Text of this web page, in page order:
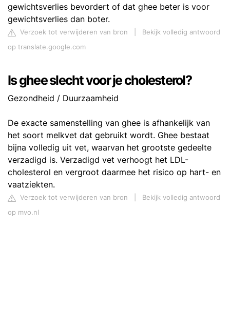
gewichtsverlies bevordert of dat ghee beter is voor
gewichtsverlies dan boter.
Verzoek tot verwijderen van bron
Bekijk volledig antwoord
op translate.google.com
Is ghee slecht voor je cholesterol?
Gezondheid / Duurzaamheid
De exacte samenstelling van ghee is afhankelijk van
het soort melkvet dat gebruikt wordt. Ghee bestaat
bijna volledig uit vet, waarvan het grootste gedeelte
verzadigd is. Verzadigd vet verhoogt het LDL-
cholesterol en vergroot daarmee het risico op hart- en
vaatziekten.
Verzoek tot verwijderen van bron
Bekijk volledig antwoord
op mvo.nl